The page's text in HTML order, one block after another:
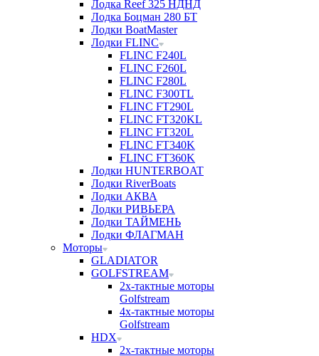
Лодка Reef 325 НДНД
Лодка Боцман 280 БТ
Лодки BoatMaster
Лодки FLINC
FLINC F240L
FLINC F260L
FLINC F280L
FLINC F300TL
FLINC FT290L
FLINC FT320KL
FLINC FT320L
FLINC FT340K
FLINC FT360K
Лодки HUNTERBOAT
Лодки RiverBoats
Лодки АКВА
Лодки РИВЬЕРА
Лодки ТАЙМЕНЬ
Лодки ФЛАГМАН
Моторы
GLADIATOR
GOLFSTREAM
2х-тактные моторы
Golfstream
4х-тактные моторы
Golfstream
HDX
2х-тактные моторы